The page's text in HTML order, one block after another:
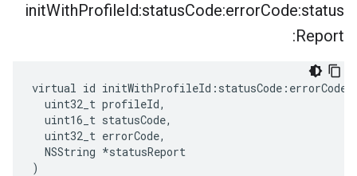
initWithProfileId:statusCode:errorCode:status
Report:
virtual id
  uint32_t profileId,
  uint16_t statusCode,
  uint32_t errorCode,
  NSString *statusReport
)